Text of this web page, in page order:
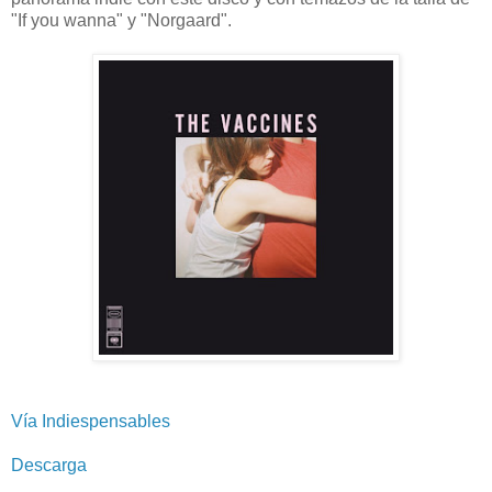
"If you wanna" y "Norgaard".
Vía Indiespensables
Descarga